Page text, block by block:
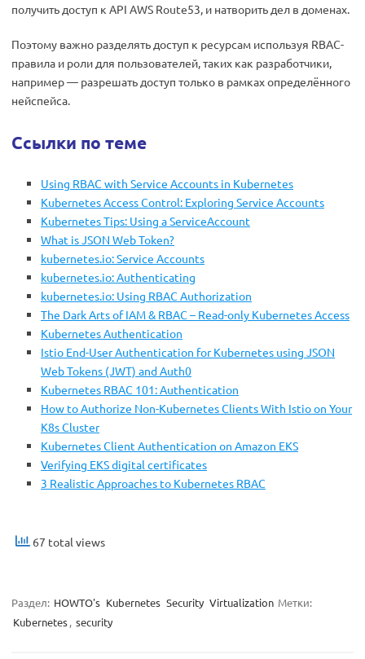
получить доступ к API AWS Route53, и натворить дел в доменах.
Поэтому важно разделять доступ к ресурсам используя RBAC-
правила и роли для пользователей, таких как разработчики,
например — разрешать доступ только в рамках определённого
нейспейса.
Ссылки по теме
Using RBAC with Service Accounts in Kubernetes
Kubernetes Access Control: Exploring Service Accounts
Kubernetes Tips: Using a ServiceAccount
What is JSON Web Token?
kubernetes.io: Service Accounts
kubernetes.io: Authenticating
kubernetes.io: Using RBAC Authorization
The Dark Arts of IAM & RBAC – Read-only Kubernetes Access
Kubernetes Authentication
Istio End-User Authentication for Kubernetes using JSON
Web Tokens (JWT) and Auth0
Kubernetes RBAC 101: Authentication
How to Authorize Non-Kubernetes Clients With Istio on Your
K8s Cluster
Kubernetes Client Authentication on Amazon EKS
Verifying EKS digital certificates
3 Realistic Approaches to Kubernetes RBAC
67 total views
Раздел: HOWTO's Kubernetes Security Virtualization Метки:
Kubernetes, security